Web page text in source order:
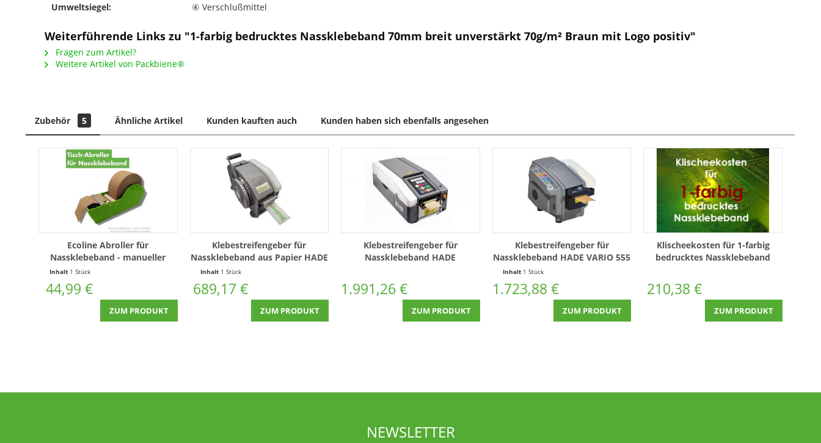
Umweltsiegel:
④ Verschlußmittel
Weiterführende Links zu "1-farbig bedrucktes Nassklebeband 70mm breit unverstärkt 70g/m² Braun mit Logo positiv"
Fragen zum Artikel?
Weitere Artikel von Packbiene®
Zubehör 5 Ähnliche Artikel Kunden kauften auch Kunden haben sich ebenfalls angesehen
Ecoline Abroller für
Nassklebeband - manueller
Klebestreifengeber
Inhalt 1 Stück
44,99 €
ZUM PRODUKT
Klebestreifengeber für
Nassklebeband aus Papier HADE
Matic 80 Plus
Inhalt 1 Stück
689,17 €
ZUM PRODUKT
Klebestreifengeber für
Nassklebeband HADE
1.991,26 €
ZUM PRODUKT
Klebestreifengeber für
Nassklebeband HADE VARIO 555
Inhalt 1 Stück
1.723,88 €
ZUM PRODUKT
Klischeekosten für 1-farbig
bedrucktes Nassklebeband
210,38 €
ZUM PRODUKT
NEWSLETTER